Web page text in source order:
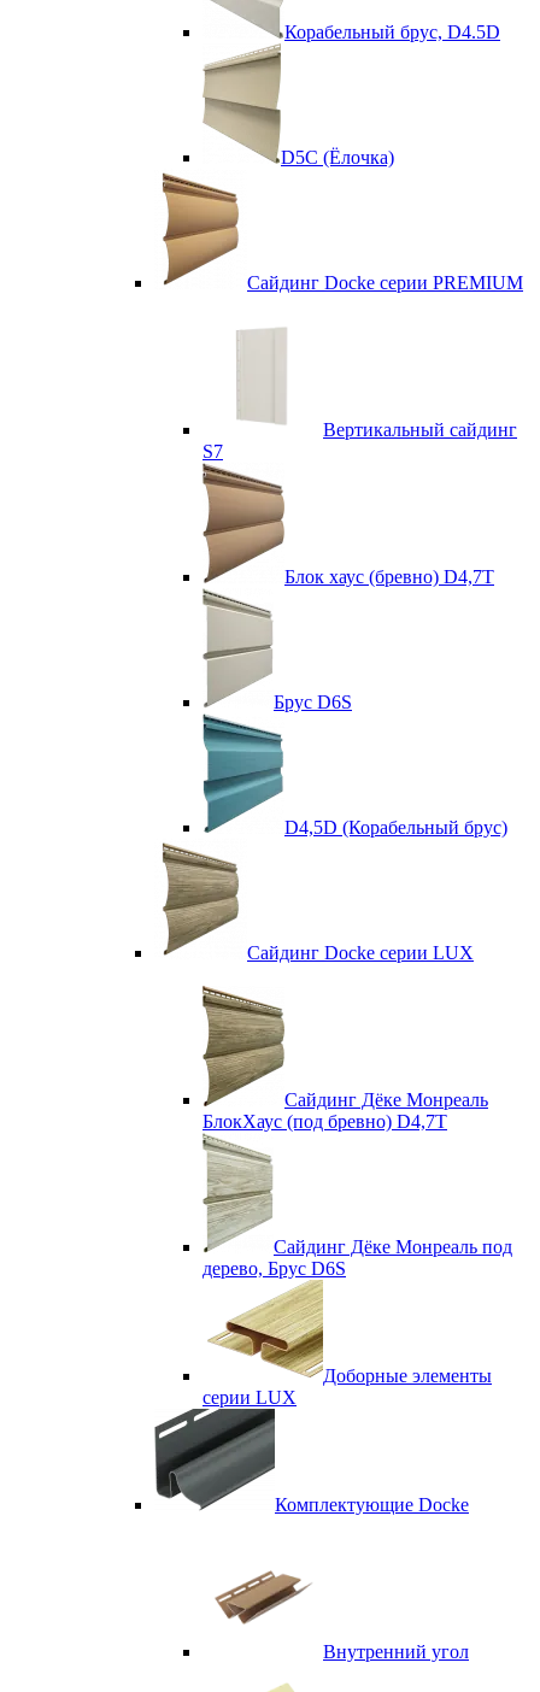
Корабельный брус, D4.5D
D5C (Ёлочка)
Сайдинг Docke серии PREMIUM
Вертикальный сайдинг
S7
Блок хаус (бревно) D4,7T
Брус D6S
D4,5D (Корабельный брус)
Сайдинг Docke серии LUX
Сайдинг Дёке Монреаль
БлокХаус (под бревно) D4,7T
Сайдинг Дёке Монреаль под
дерево, Брус D6S
Доборные элементы
серии LUX
Комплектующие Docke
Внутренний угол